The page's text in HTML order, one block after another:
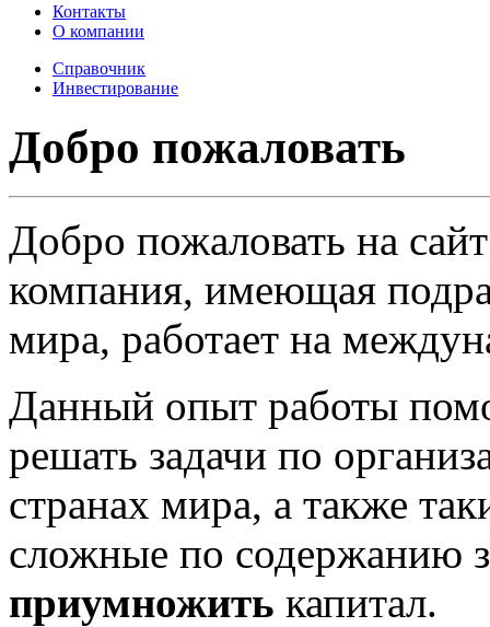
Контакты
О компании
Справочник
Инвестирование
Добро пожаловать
Добро пожаловать на
компания, имеющая
мира, работает на
Данный опыт работы
решать задачи по
странах мира, а также
сложные по содержанию
приумножить капитал.